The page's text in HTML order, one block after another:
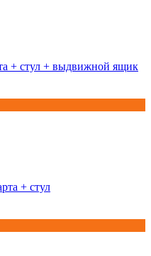
+ стул + выдвижной ящик
+ стул